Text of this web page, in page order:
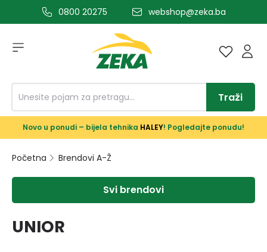
glavni sadržaj0800 20275 webshop@zeka.ba
Traži
Novo u ponudi – bijela tehnika HALEY! Pogledajte ponudu!
Početna Brendovi A-Ž
Svi brendovi
UNIOR